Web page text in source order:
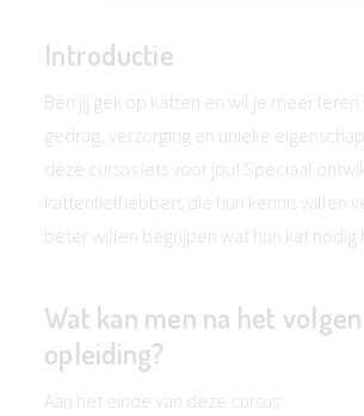
Introductie
Ben jij gek op katten en wil je meer leren
gedrag, verzorging en unieke
deze cursus iets voor jou! Speciaal
kattenliefhebbers die hun kennis willen
beter willen begrijpen wat hun kat nodig
Wat kan men na het
opleiding?
Aan het einde van deze cursus: